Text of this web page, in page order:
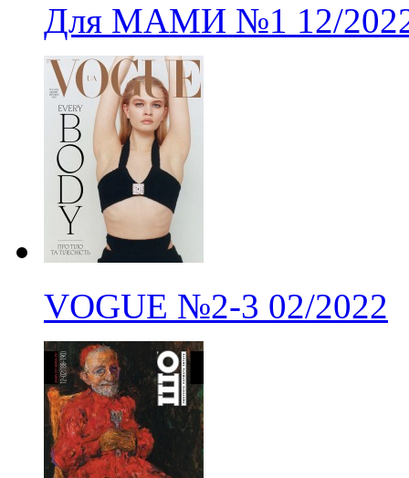
Для МАМИ №1 12/
VOGUE №2-3 02/2022